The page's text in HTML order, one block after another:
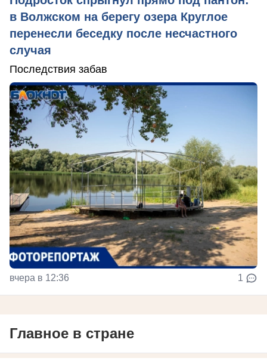
в Волжском на берегу озера Круглое
перенесли беседку после несчастного
случая
Последствия забав
вчера в 12:36 1
Главное в стране